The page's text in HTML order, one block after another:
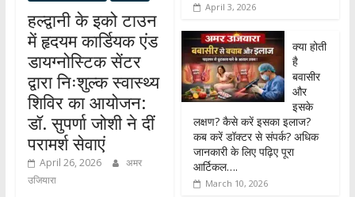
हल्द्वानी के इको टाउन
में हृदयम कार्डियक एंड
डायग्नोस्टिक सेंटर
द्वारा निःशुल्क स्वास्थ्य
शिविर का आयोजन:
डॉ. सुपर्णा जोशी ने दीं
परामर्श सेवाएं
April 26, 2026
अमर
उजियारा
April 3, 2026
क्या होती
है
बवासीर
और
इसके
लक्षण? कैसे करें इसका इलाज?
कब करें डॉक्टर से संपर्क? अधिक
जानकारी के लिए पढ़िए पूरा
आर्टिकल….
March 10, 2026